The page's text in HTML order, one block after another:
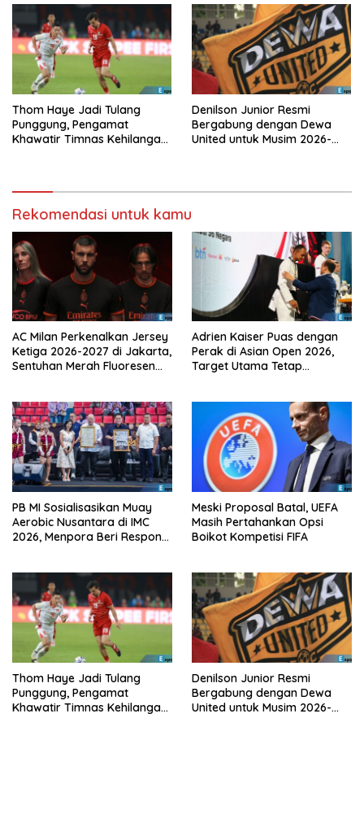
Thom Haye Jadi Tulang
Punggung, Pengamat
Khawatir Timnas Kehilangan
Denilson Junior Resmi
Bergabung dengan Dewa
United untuk Musim 2026-
Rekomendasi untuk kamu
AC Milan Perkenalkan Jersey
Ketiga 2026-2027 di Jakarta,
Sentuhan Merah Fluoresen
Adrien Kaiser Puas dengan
Perak di Asian Open 2026,
Target Utama Tetap
PB MI Sosialisasikan Muay
Aerobic Nusantara di IMC
2026, Menpora Beri Respons
Meski Proposal Batal, UEFA
Masih Pertahankan Opsi
Boikot Kompetisi FIFA
Thom Haye Jadi Tulang
Punggung, Pengamat
Khawatir Timnas Kehilangan
Denilson Junior Resmi
Bergabung dengan Dewa
United untuk Musim 2026-